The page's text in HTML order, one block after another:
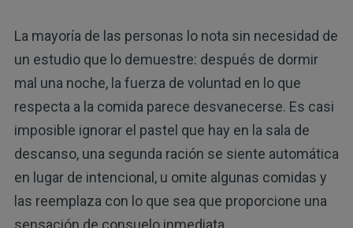
La mayoría de las personas lo nota sin necesidad de
un estudio que lo demuestre: después de dormir
mal una noche, la fuerza de voluntad en lo que
respecta a la comida parece desvanecerse. Es casi
imposible ignorar el pastel que hay en la sala de
descanso, una segunda ración se siente automática
en lugar de intencional, u omite algunas comidas y
las reemplaza con lo que sea que proporcione una
sensación de consuelo inmediata.